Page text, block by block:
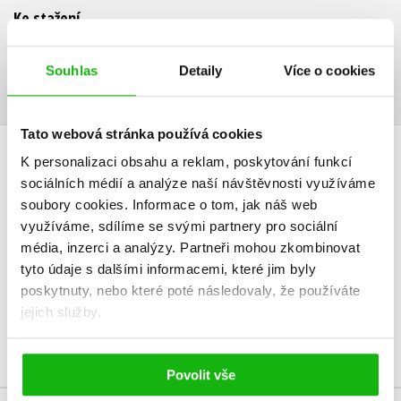
Souhlas Detaily Více o cookies
Tato webová stránka používá cookies
K personalizaci obsahu a reklam, poskytování funkcí
sociálních médií a analýze naší návštěvnosti využíváme
soubory cookies. Informace o tom, jak náš web
využíváme, sdílíme se svými partnery pro sociální
média, inzerci a analýzy. Partneři mohou zkombinovat
tyto údaje s dalšími informacemi, které jim byly
poskytnuty, nebo které poté následovaly, že používáte
jejich služby.
Povolit vše
Ke stažení
Ukázka.pdf
HODNOCENÍ ČTENÁŘŮ
V současné době nejsou vytvořena žádná uživatelská hodnocení.
Vaše hodnocení
Uživatelskou recenzi mohou vkládat pouze registrovaní uživatelé
Přihlásit